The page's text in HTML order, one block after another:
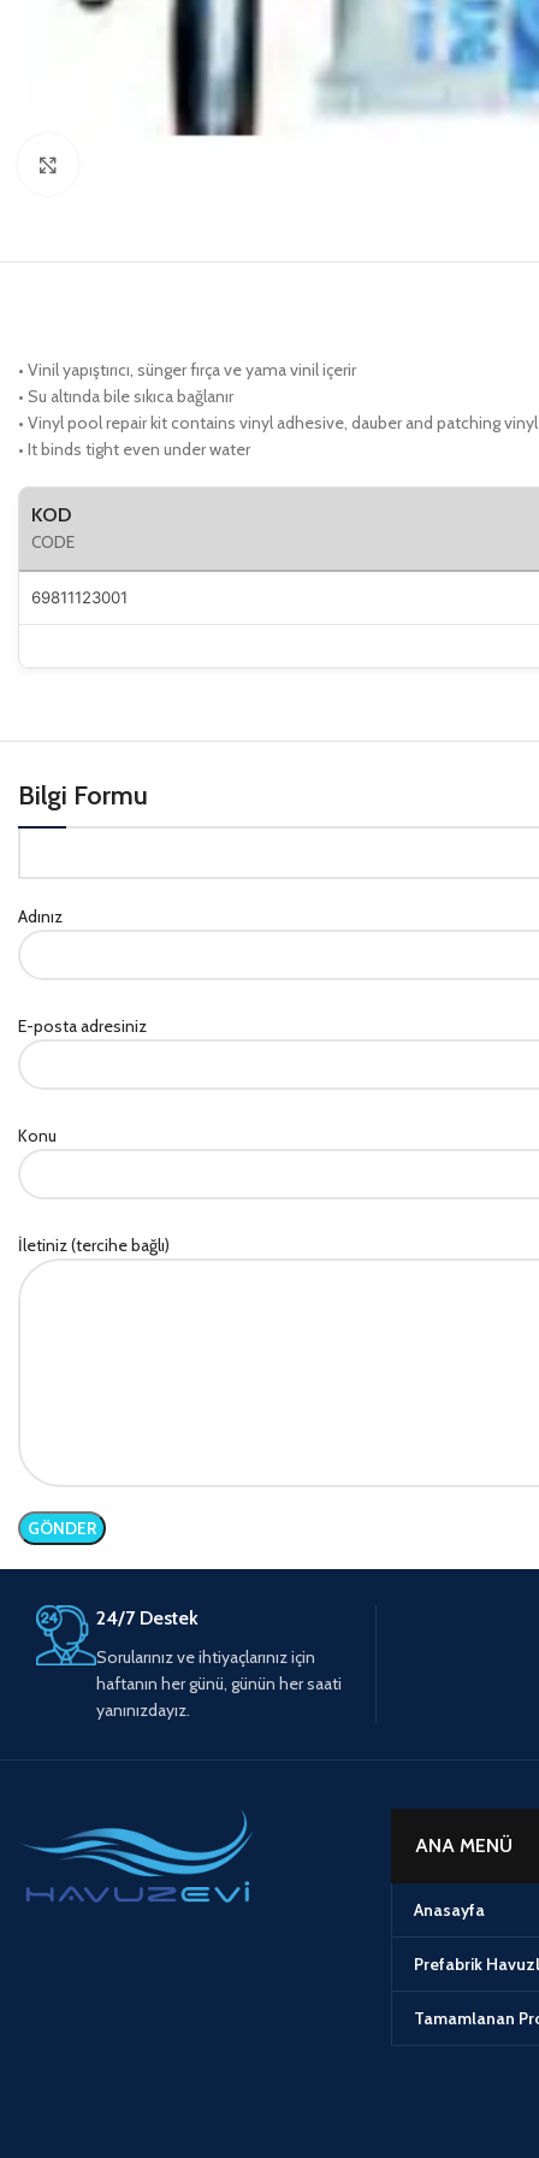
• Vinil yapıştırıcı, sünger fırça ve yama vinil içerir
• Su altında bile sıkıca bağlanır
• Vinyl pool repair kit contains vinyl adhesive, dauber and patching vinyl
• It binds tight even under water
KOD
CODE
69811123001
Bilgi Formu
Adınız
E-posta adresiniz
Konu
İletiniz (tercihe bağlı)
24/7 Destek
Sorularınız ve ihtiyaçlarınız için
haftanın her günü, günün her saati
yanınızdayız.
ANA MENÜ
Anasayfa
Prefabrik
Tamamlanan